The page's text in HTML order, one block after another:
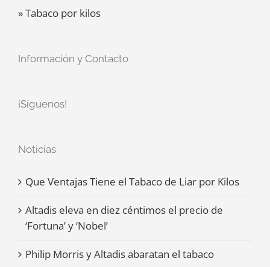
» Tabaco por kilos
Información y Contacto
¡Síguenos!
Noticias
Que Ventajas Tiene el Tabaco de Liar por Kilos
Altadis eleva en diez céntimos el precio de
‘Fortuna’ y ‘Nobel’
Philip Morris y Altadis abaratan el tabaco